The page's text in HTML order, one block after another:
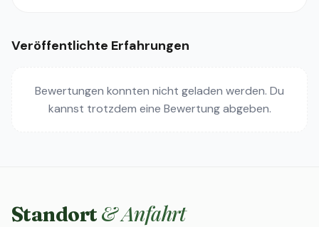
Veröffentlichte Erfahrungen
Bewertungen konnten nicht geladen werden. Du
kannst trotzdem eine Bewertung abgeben.
Standort & Anfahrt